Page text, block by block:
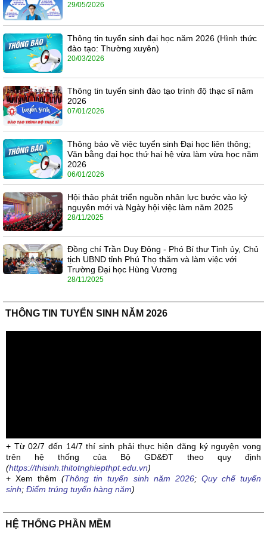
29/05/2026
Thông tin tuyển sinh đại học năm 2026 (Hình thức
đào tạo: Thường xuyên)
20/03/2026
Thông tin tuyển sinh đào tạo trình độ thạc sĩ năm
2026
07/01/2026
Thông báo về việc tuyển sinh Đại học liên thông;
Văn bằng đại học thứ hai hệ vừa làm vừa học năm
2026
06/01/2026
Hội thảo phát triển nguồn nhân lực bước vào kỷ
nguyên mới và Ngày hội việc làm năm 2025
28/11/2025
Đồng chí Trần Duy Đông - Phó Bí thư Tỉnh ủy, Chủ
tịch UBND tỉnh Phú Thọ thăm và làm việc với
Trường Đại học Hùng Vương
28/11/2025
THÔNG TIN TUYỂN SINH NĂM 2026
+ Từ 02/7 đến 14/7 thí sinh phải thực hiện đăng ký nguyện vọng
trên hệ thống của Bộ GD&ĐT theo quy định
(https://thisinh.thitotnghiepthpt.edu.vn)
+ Xem thêm(Thông tin tuyển sinh năm 2026; Quy chế tuyển
sinh; Điểm trúng tuyển hàng năm)
HỆ THỐNG PHẦN MỀM